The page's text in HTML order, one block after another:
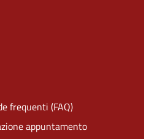
frequenti (FAQ)
appuntamento